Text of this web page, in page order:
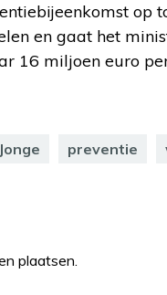
op
en gaat het
16 miljoen euro
preventie
plaatsen.